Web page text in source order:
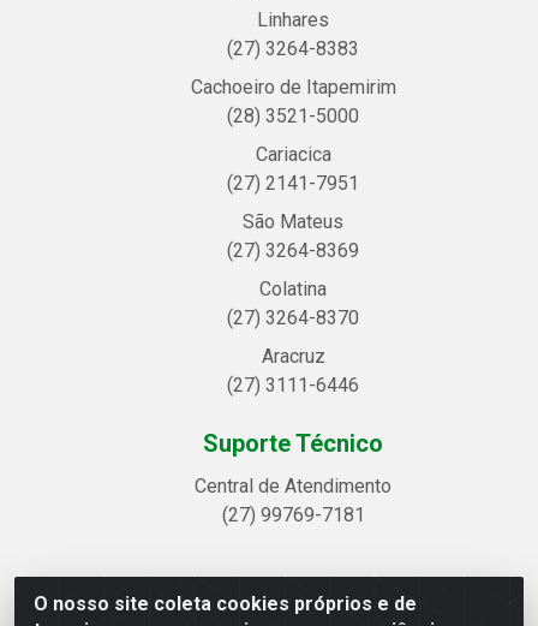
O nosso site coleta cookies próprios e de
Linhares
(27) 3264-8383
Cachoeiro de Itapemirim
(28) 3521-5000
Cariacica
(27) 2141-7951
São Mateus
(27) 3264-8369
Colatina
(27) 3264-8370
Aracruz
(27) 3111-6446
Suporte Técnico
Central de Atendimento
(27) 99769-7181
Linhavix Distribuidora LTDA - Avenida Alegre, 2521 -